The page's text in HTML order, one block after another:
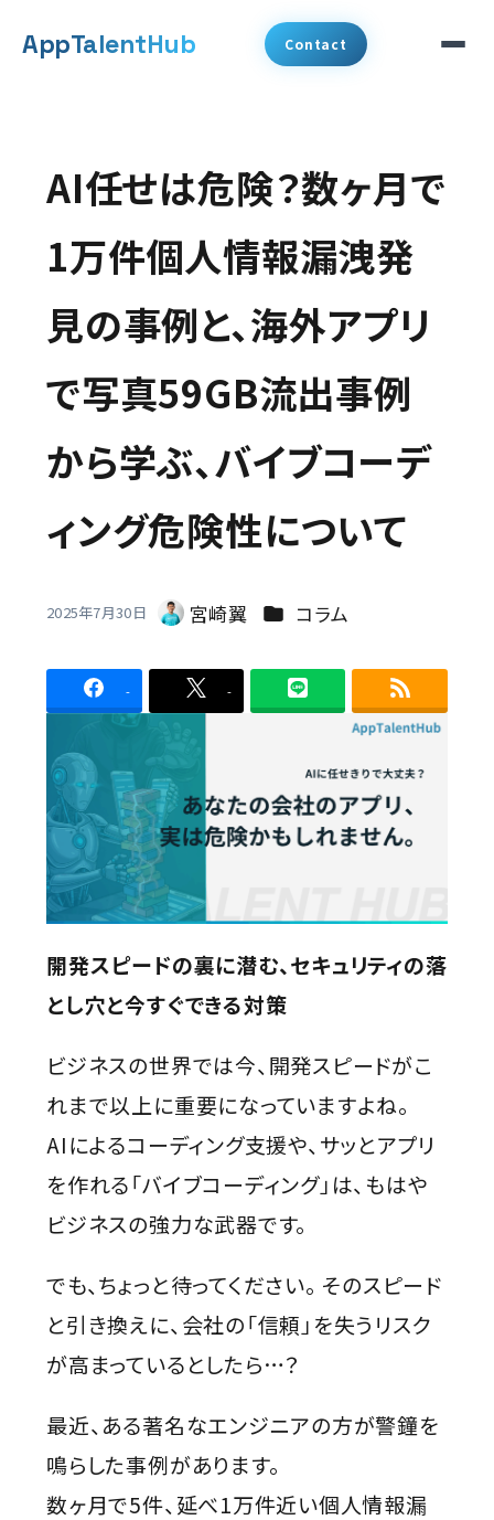
メ
AppTalentHub Contact
代表挨拶
事例
コラム
お知らせ
会社概要
Contact
AI任せは危険？数ヶ月で
1万件個人情報漏洩発
見の事例と、海外アプリ
で写真59GB流出事例
から学ぶ、バイブコーデ
ィング危険性について
2025年7月30日
著
者
宮崎翼 カテゴリー
コラム
- -
開発スピードの裏に潜む、セキュリティの落
とし穴と今すぐできる対策
ビジネスの世界では今、開発スピードがこ
れまで以上に重要になっていますよね。
AIによるコーディング支援や、サッとアプリ
を作れる「バイブコーディング」は、もはや
ビジネスの強力な武器です。
でも、ちょっと待ってください。 そのスピード
と引き換えに、会社の「信頼」を失うリスク
が高まっているとしたら…？
最近、ある著名なエンジニアの方が警鐘を
鳴らした事例があります。
数ヶ月で5件、延べ1万件近い個人情報漏